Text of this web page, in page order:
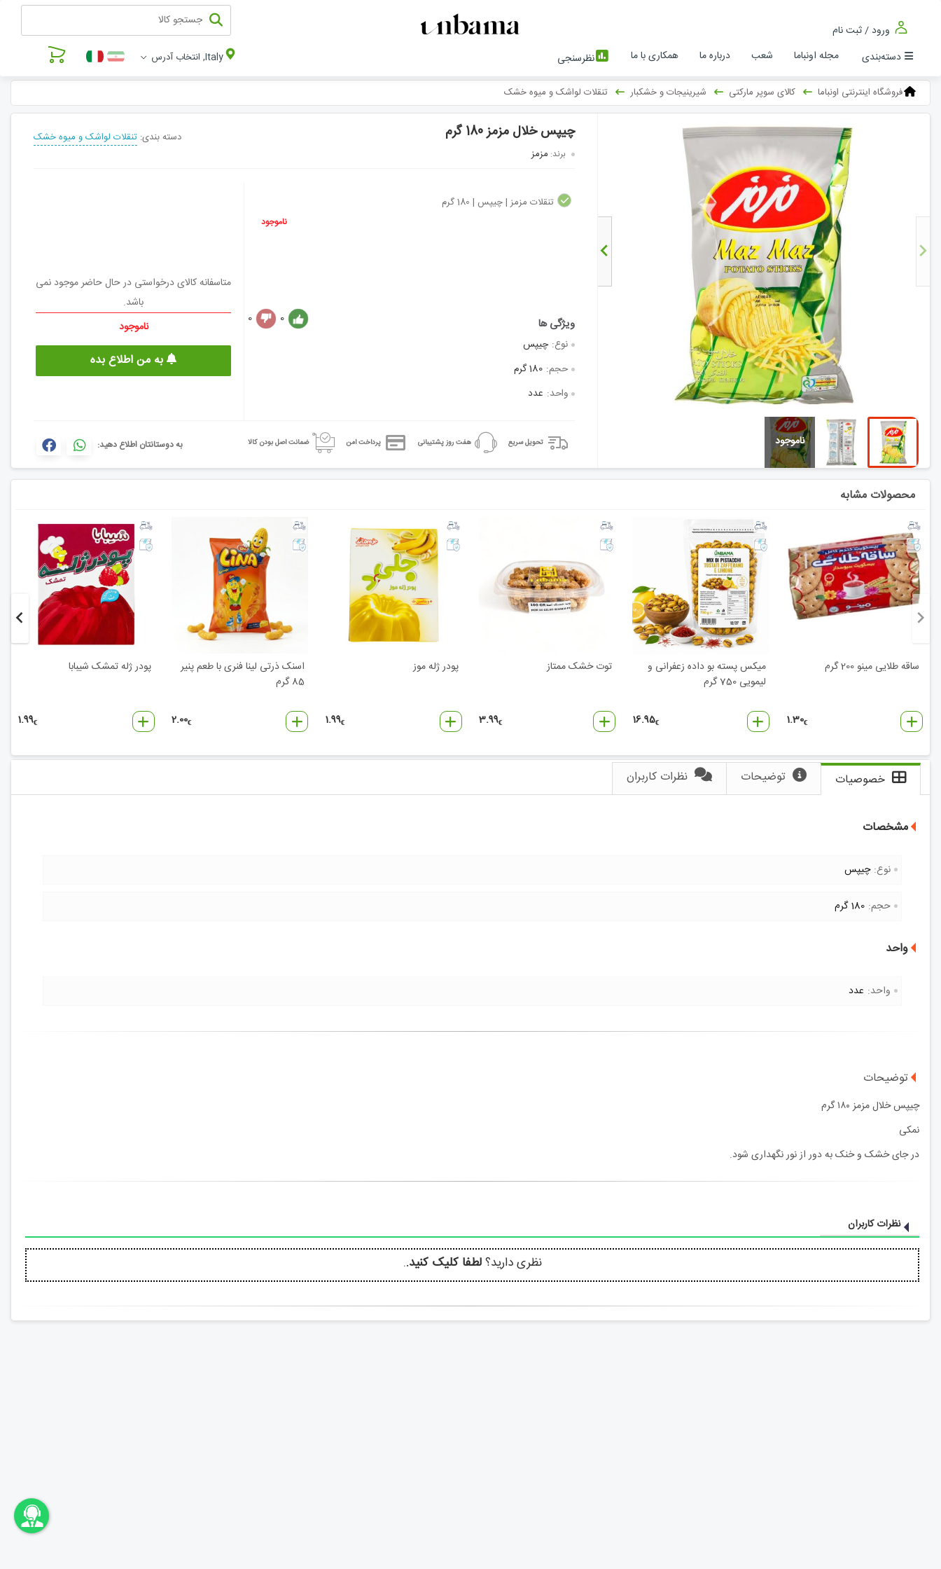
ورود / ثبت نام
دسته‌بندی
مجله اونباما شعب درباره ما همکاری با ما نظرسنجی Italy, انتخاب آدرس
فروشگاه اینترنتی اونباما کالای سوپر مارکتی شیرینیجات و خشکبار تنقلات لواشک و میوه خشک
چیپس خلال مزمز 180 گرم
برند: مزمز
دسته بندی: تنقلات لواشک و میوه خشک
تنقلات مزمز | چیپس | 180 گرم
ناموجود
نوع: چیپس
حجم: 180 گرم
واحد: عدد
0
0
متاسفانه کالای درخواستی در حال حاضر موجود نمی
باشد.
ناموجود
به من اطلاع بده
تحویل سریع هفت روز پشتیبانی پرداخت امن ضمانت اصل بودن کالا به دوستانتان اطلاع دهید:
محصولات مشابه
ساقه طلایی مینو 200 گرم
1.30€
میکس پسته بو داده زعفرانی و
لیمویی 750 گرم
16.95€
توت خشک ممتاز
3.99€
پودر ژله موز
1.99€
اسنک ذرتی لینا فنری با طعم پنیر
85 گرم
2.00€
پودر ژله تمشک شیبابا
1.99€
خصوصیات توضیحات نظرات کاربران
مشخصات
نوع: چیپس
حجم: 180 گرم
واحد
واحد: عدد
توضیحات
چیپس خلال مزمز ۱۸۰ گرم
نمکی
در جای خشک و خنک به دور از نور نگهداری شود.
نظرات کاربران
نظری دارید؟لطفا کلیک کنید..